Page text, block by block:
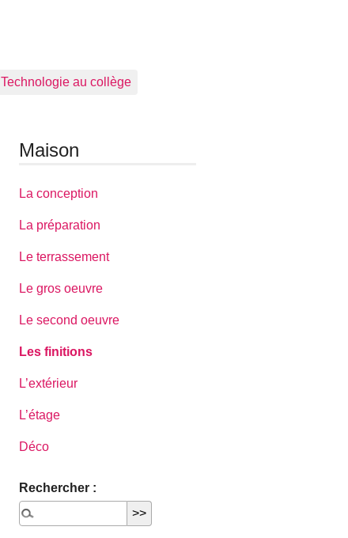
Technologie au collège
Maison
La conception
La préparation
Le terrassement
Le gros oeuvre
Le second oeuvre
Les finitions
L’extérieur
L’étage
Déco
Rechercher :